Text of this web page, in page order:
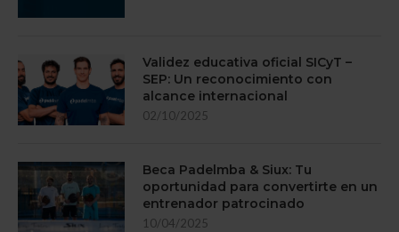
Validez educativa oficial SICyT –
SEP: Un reconocimiento con
alcance internacional
02/10/2025
Beca Padelmba & Siux: Tu
oportunidad para convertirte en un
entrenador patrocinado
10/04/2025